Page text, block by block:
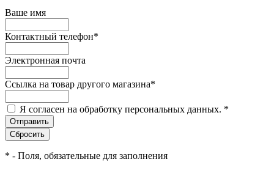
Ваше имя
Контактный телефон*
Электронная почта
Ссылка на товар другого магазина*
Я согласен на обработку персональных данных. *
* - Поля, обязательные для заполнения